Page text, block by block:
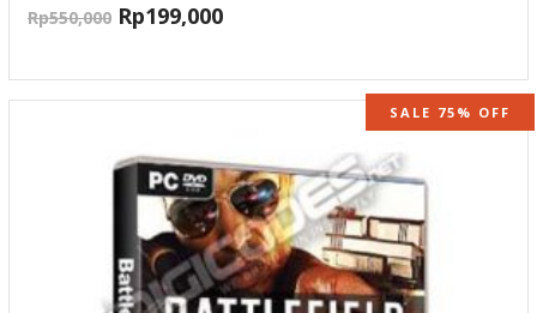
Rp550,000 Rp199,000
SALE 75% OFF